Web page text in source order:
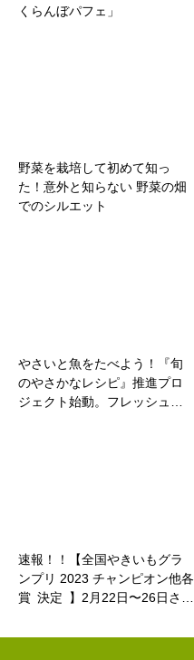
くらんぼパフェ」
野菜を栽培して初めて知っ
た！意外と知らない 野菜の畑
でのシルエット
やさいと魚をたべよう！『旬
のやさかなレシピ』推進プロ
ジェクト始動。フレッシュ…
速報！！【全国やきいもグラ
ンプリ 2023 チャンピオン他各
賞 決定 】2⽉22⽇〜26⽇さ…